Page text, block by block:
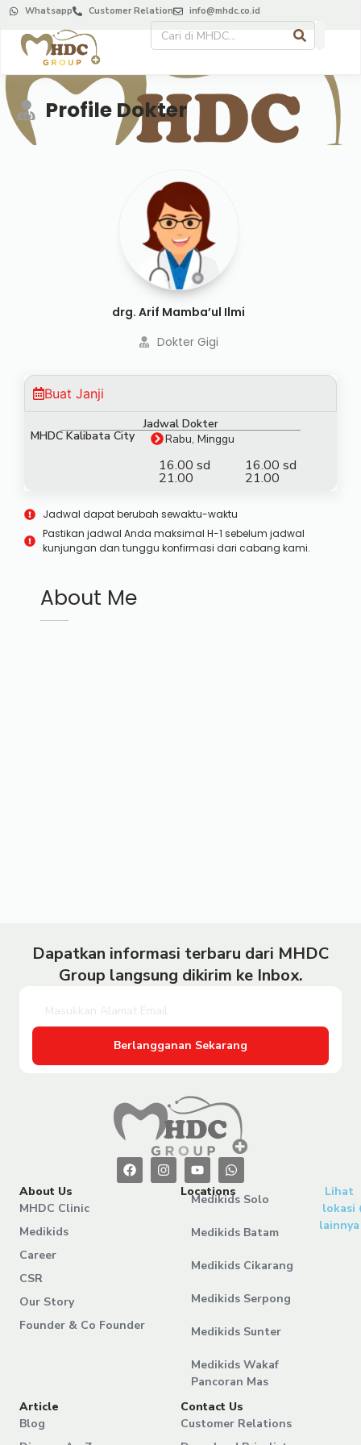
Whatsapp Customer Relation info@mhdc.co.id
Profile Dokter
drg. Arif Mamba’ul Ilmi
Dokter Gigi
Buat Janji
Jadwal Dokter
MHDC Kalibata City Rabu, Minggu
16.00 sd
21.00
16.00 sd
21.00
Jadwal dapat berubah sewaktu-waktu
Pastikan jadwal Anda maksimal H-1 sebelum jadwal
kunjungan dan tunggu konfirmasi dari cabang kami.
About Me
Dapatkan informasi terbaru dari MHDC
Group langsung dikirim ke Inbox.
Berlangganan Sekarang
About Us
MHDC Clinic
Medikids
Career
CSR
Our Story
Founder & Co Founder
Locations
Medikids Solo
Medikids Batam
Medikids Cikarang
Medikids Serpong
Medikids Sunter
Medikids Wakaf
Pancoran Mas
Lihat
lokasi
lainnya
Article
Blog
Contact Us
Customer Relations